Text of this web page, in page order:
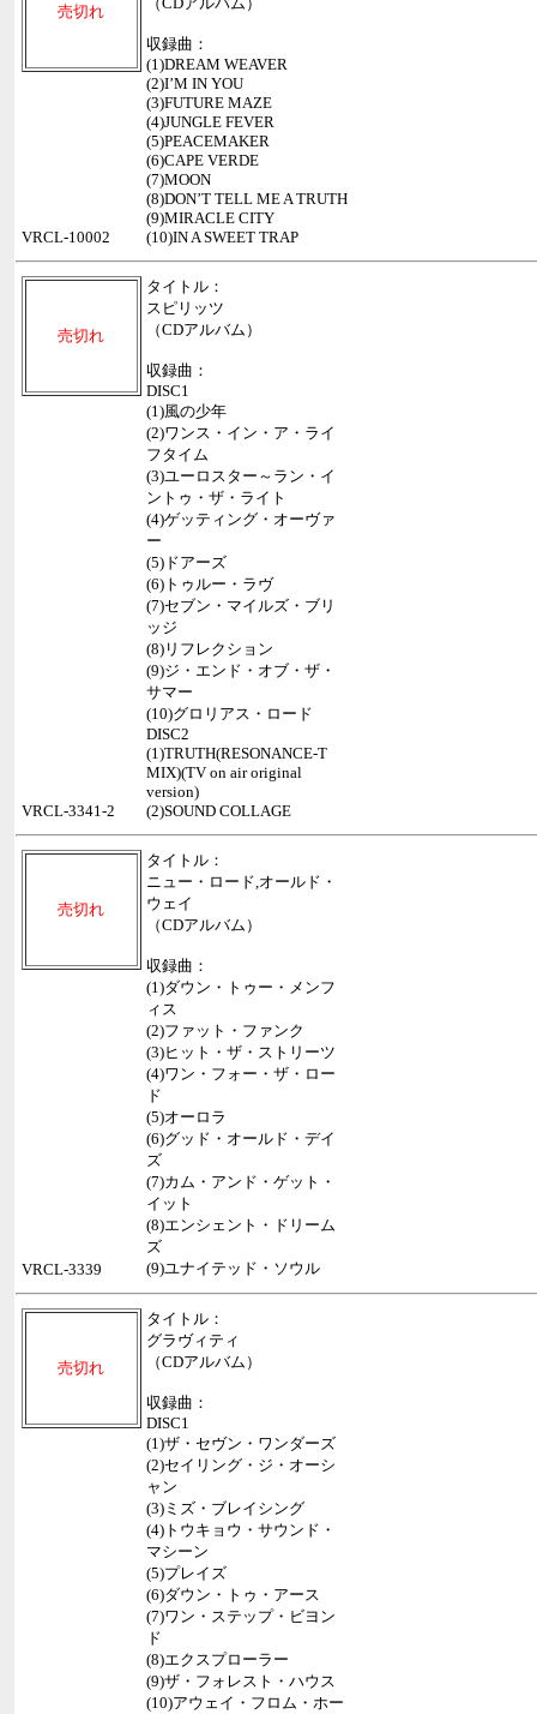
売切れ
収録曲：
(1)DREAM WEAVER
(2)I’M IN YOU
(3)FUTURE MAZE
(4)JUNGLE FEVER
(5)PEACEMAKER
(6)CAPE VERDE
(7)MOON
(8)DON’T TELL ME A TRUTH
(9)MIRACLE CITY
(10)IN A SWEET TRAP
VRCL-10002
売切れ
タイトル：
スピリッツ
（CDアルバム）
収録曲：
DISC1
(1)風の少年
(2)ワンス・イン・ア・ライ
フタイム
(3)ユーロスター～ラン・イ
ントゥ・ザ・ライト
(4)ゲッティング・オーヴァ
ー
(5)ドアーズ
(6)トゥルー・ラヴ
(7)セブン・マイルズ・ブリ
ッジ
(8)リフレクション
(9)ジ・エンド・オブ・ザ・
サマー
(10)グロリアス・ロード
DISC2
(1)TRUTH(RESONANCE-T
MIX)(TV on air original
version)
(2)SOUND COLLAGE
VRCL-3341-2
売切れ
タイトル：
ニュー・ロード,オールド・
ウェイ
（CDアルバム）
収録曲：
(1)ダウン・トゥー・メンフ
ィス
(2)ファット・ファンク
(3)ヒット・ザ・ストリーツ
(4)ワン・フォー・ザ・ロー
ド
(5)オーロラ
(6)グッド・オールド・デイ
ズ
(7)カム・アンド・ゲット・
イット
(8)エンシェント・ドリーム
ズ
(9)ユナイテッド・ソウル
VRCL-3339
売切れ
タイトル：
グラヴィティ
（CDアルバム）
収録曲：
DISC1
(1)ザ・セヴン・ワンダーズ
(2)セイリング・ジ・オーシ
ャン
(3)ミズ・ブレイシング
(4)トウキョウ・サウンド・
マシーン
(5)プレイズ
(6)ダウン・トゥ・アース
(7)ワン・ステップ・ビヨン
ド
(8)エクスプローラー
(9)ザ・フォレスト・ハウス
(10)アウェイ・フロム・ホー